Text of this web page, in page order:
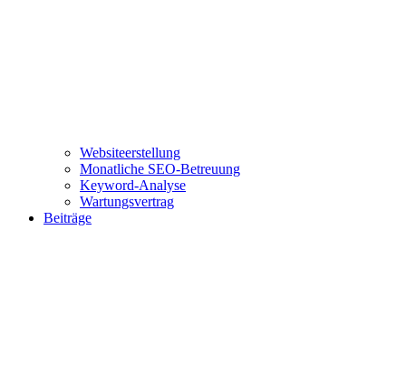
Websiteerstellung
Monatliche SEO-Betreuung
Keyword-Analyse
Wartungsvertrag
Beiträge